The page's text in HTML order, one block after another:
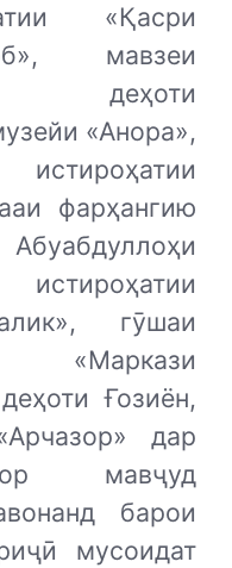
«Қасри
мавзеи
деҳоти
«Анора»,
фарҳангию
гӯшаи
«Маркази
Ғозиён,
дар
мавҷуд
барои
мусоидат